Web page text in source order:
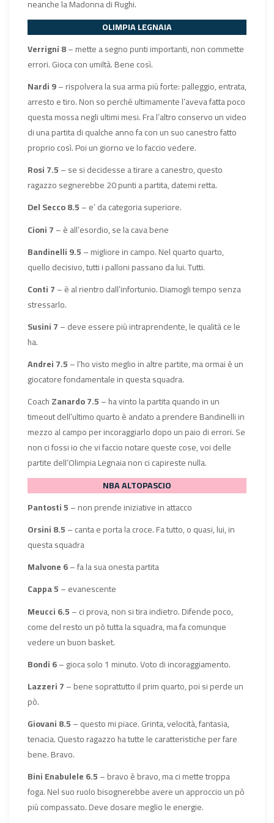
neanche la Madonna di Rughi.
OLIMPIA LEGNAIA
Verrigni 8– mette a segno punti importanti, non commette
errori. Gioca con umiltà. Bene così.
Nardi 9– rispolvera la sua arma più forte: palleggio, entrata,
arresto e tiro. Non so perché ultimamente l’aveva fatta poco
questa mossa negli ultimi mesi. Fra l’altro conservo un video
di una partita di qualche anno fa con un suo canestro fatto
proprio così. Poi un giorno ve lo faccio vedere.
Rosi 7.5– se si decidesse a tirare a canestro, questo
ragazzo segnerebbe 20 punti a partita, datemi retta.
Del Secco 8.5– e’ da categoria superiore.
Cioni 7– è all’esordio, se la cava bene
Bandinelli 9.5– migliore in campo. Nel quarto quarto,
quello decisivo, tutti i palloni passano da lui. Tutti.
Conti 7– è al rientro dall’infortunio. Diamogli tempo senza
stressarlo.
Susini 7– deve essere più intraprendente, le qualità ce le
ha.
Andrei 7.5– l’ho visto meglio in altre partite, ma ormai è un
giocatore fondamentale in questa squadra.
CoachZanardo 7.5– ha vinto la partita quando in un
timeout dell’ultimo quarto è andato a prendere Bandinelli in
mezzo al campo per incoraggiarlo dopo un paio di errori. Se
non ci fossi io che vi faccio notare queste cose, voi delle
partite dell’Olimpia Legnaia non ci capireste nulla.
NBA ALTOPASCIO
Pantosti 5– non prende iniziative in attacco
Orsini 8.5– canta e porta la croce. Fa tutto, o quasi, lui, in
questa squadra
Malvone 6– fa la sua onesta partita
Cappa 5– evanescente
Meucci 6.5– ci prova, non si tira indietro. Difende poco,
come del resto un pò tutta la squadra, ma fa comunque
vedere un buon basket.
Bondi 6– gioca solo 1 minuto. Voto di incoraggiamento.
Lazzeri 7– bene soprattutto il prim quarto, poi si perde un
pò.
Giovani 8.5– questo mi piace. Grinta, velocità, fantasia,
tenacia. Questo ragazzo ha tutte le caratteristiche per fare
bene. Bravo.
Bini Enabulele 6.5– bravo è bravo, ma ci mette troppa
foga. Nel suo ruolo bisognerebbe avere un approccio un pò
più compassato. Deve dosare meglio le energie.